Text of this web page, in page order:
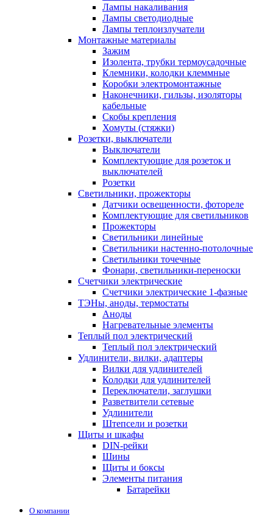
Лампы накаливания
Лампы светодиодные
Лампы теплоизлучатели
Монтажные материалы
Зажим
Изолента, трубки термоусадочные
Клемники, колодки клеммные
Коробки электромонтажные
Наконечники, гильзы, изоляторы
кабельные
Скобы крепления
Хомуты (стяжки)
Розетки, выключатели
Выключатели
Комплектующие для розеток и
выключателей
Розетки
Светильники, прожекторы
Датчики освещенности, фотореле
Комплектующие для светильников
Прожекторы
Светильники линейные
Светильники настенно-потолочные
Светильники точечные
Фонари, светильники-переноски
Счетчики электрические
Счетчики электрические 1-фазные
ТЭНы, аноды, термостаты
Аноды
Нагревательные элементы
Теплый пол электрический
Теплый пол электрический
Удлинители, вилки, адаптеры
Вилки для удлинителей
Колодки для удлинителей
Переключатели, заглушки
Разветвители сетевые
Удлинители
Штепсели и розетки
Щиты и шкафы
DIN-рейки
Шины
Щиты и боксы
Элементы питания
Батарейки
О компании